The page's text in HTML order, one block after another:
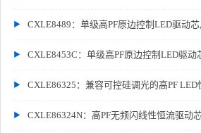
CXLE8489：单级高PF原边控制LED驱动芯
CXLE8453C：单级高PF原边控制LED驱动
CXLE86325：兼容可控硅调光的高PF LED
CXLE86324N：高PF无频闪线性恒流驱动